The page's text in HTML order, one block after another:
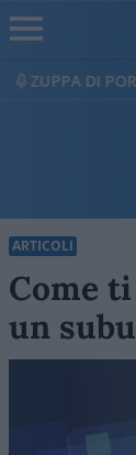
ECONOMIA
ARTICOLI
Come
un